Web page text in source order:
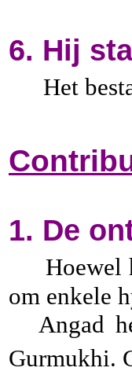
6. Hij
Het
1. De
Hoewel
om enkele
Angad
Gurmukhi.